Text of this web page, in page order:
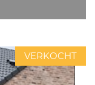
VERKOCHT